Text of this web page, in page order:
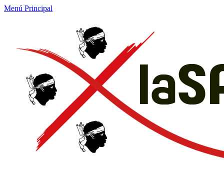
Menú Principal